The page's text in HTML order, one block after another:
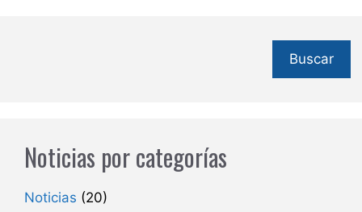
Buscar
Noticias por categorías
Noticias (20)